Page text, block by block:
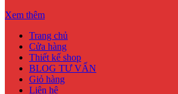
Xem thêm
Trang chủ
Cửa hàng
Thiết kế shop
BLOG TƯ VẤN
Giỏ hàng
Liên hệ